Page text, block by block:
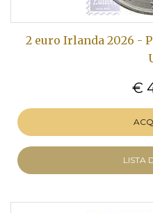
2 euro Irlanda 2026 -
€
LISTA